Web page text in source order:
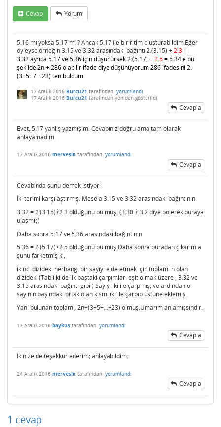
Cevap Yorum
5.16 mı yoksa 5.17 mi ? Ancak 5.17 ile bir ritim oluşturabildim.Eğer
öyleyse örneğin 3.15 ve 3.32 arasındaki bağıntı 2.(3.15) +2.3=
3.32ayrıca 5.17 ve 5.36 için düşünürsek 2.(5.17) +2.5= 5.34 e bu
şekilde 2n + 286 olabilir ifade diye düşünüyorum 286 ifadesini 2.
(3+5+7....23) ten buldum
17 Aralık 2016 Burcu21 tarafından yorumlandı
17 Aralık 2016 Burcu21 tarafından yeniden gösterildi
Cevapla
Evet, 5.17 yanlış yazmışım. Cevabınız doğru ama tam olarak
anlayamadım.
17 Aralık 2016 mervesin tarafından yorumlandı
Cevapla
Cevabında şunu demek istiyor:
İki terimi karşılaştırmış. Mesela 3.15 ve 3.32 arasındaki bağıntının
3.32 = 2.(3.15)+2.3 olduğunu bulmuş. (3.30 + 3.2 diye bölerek buraya
ulaşmış)
Daha sonra 5.17 ve 5.36 arasındaki bağıntının
5.36 = 2.(5.17)+2.5 olduğunu bulmuş.Daha sonra buradan çıkarımla
şunu farketmiş ki,
ikinci dizideki herhangi bir sayıyı elde etmek için toplamı n olan
dizideki (Tabii ki de ilk baştaki çarpımları eşit olmak üzere , 3.32 ve
3.15 arasındaki bağıntı gibi ) Sayıyı iki ile çarpmış, ve ardından o
sayının başındaki ortak olan kısmı iki ile çarpıp üstüne eklemiş.
Yani bulunan toplam , 2n+(3+5+...+23) olmuş.Umarım anlamışsındır.
17 Aralık 2016 baykus tarafından yorumlandı
Cevapla
İkinize de teşekkür ederim; anlayabildim.
24 Aralık 2016 mervesin tarafından yorumlandı
Cevapla
1 cevap